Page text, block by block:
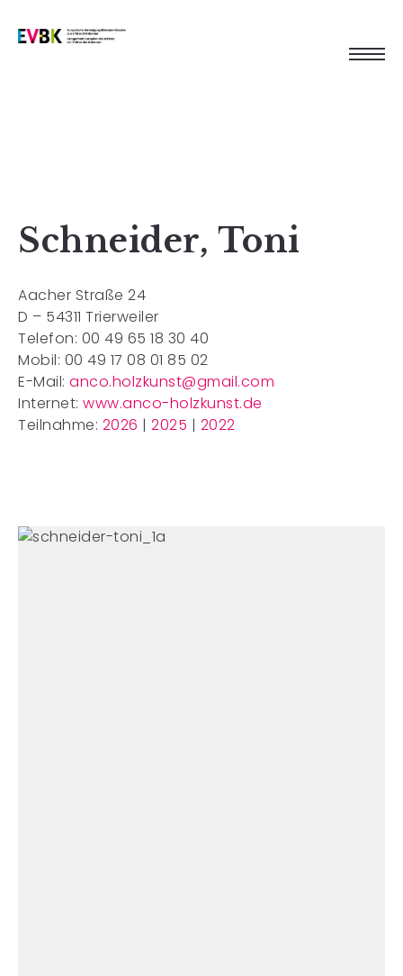
Schneider, Toni
Aacher Straße 24
D – 54311 Trierweiler
Telefon: 00 49 65 18 30 40
Mobil: 00 49 17 08 01 85 02
E-Mail: anco.holzkunst@gmail.com
Internet: www.anco-holzkunst.de
Teilnahme: 2026 | 2025 | 2022